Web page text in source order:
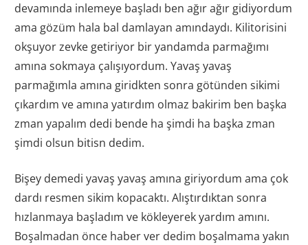
devamında inlemeye başladı ben ağır ağır gidiyordum
ama gözüm hala bal damlayan amındaydı. Kilitorisini
okşuyor zevke getiriyor bir yandamda parmağımı
amına sokmaya çalışıyordum. Yavaş yavaş
parmağımla amına giridkten sonra götünden sikimi
çıkardım ve amına yatırdım olmaz bakirim ben başka
zman yapalım dedi bende ha şimdi ha başka zman
şimdi olsun bitisn dedim.
Bişey demedi yavaş yavaş amına giriyordum ama çok
dardı resmen sikim kopacaktı. Alıştırdıktan sonra
hızlanmaya başladım ve kökleyerek yardım amını.
Boşalmadan önce haber ver dedim boşalmama yakın